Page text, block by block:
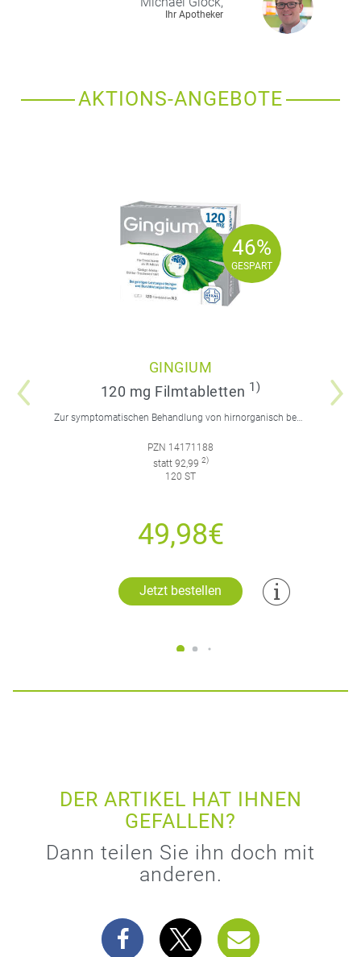
Ihr Apotheker
AKTIONS-ANGEBOTE
46%
GESPART
46%
GESPART
GINGIUM
120 mg Filmtabletten 1)
Zur symptomatischen Behandlung von hirnorganisch bedingten geistigen Leistungseinbußen.
PZN 14171188
statt 92,99 2)
120 ST
49,98€
Jetzt bestellen
DER ARTIKEL HAT IHNEN
GEFALLEN?
Dann teilen Sie ihn doch mit
anderen.